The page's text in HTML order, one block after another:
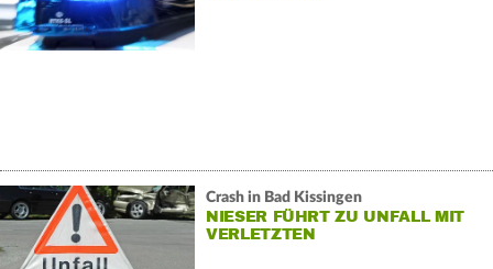
Crash in Bad Kissingen
NIESER FÜHRT ZU UNFALL MIT
VERLETZTEN